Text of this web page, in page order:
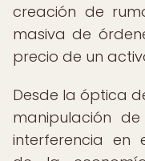
creación de
masiva de
precio de un
Desde la óptica
manipulación
interferencia en